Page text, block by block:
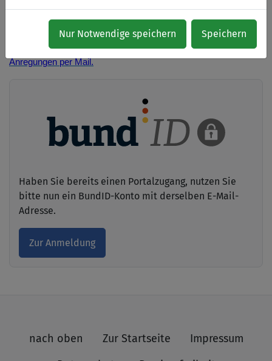
Nur Notwendige speichern Speichern
zur Verfügung.
Hier finden Sie Informationen zu den Servicezeiten, ein FAQ
zum Portal und wir beantworten Ihnen gerne Fragen und
Anregungen per Mail.
Haben Sie bereits einen Portalzugang, nutzen Sie
bitte nun ein BundID-Konto mit derselben E-Mail-
Adresse.
Zur Anmeldung
nach oben Zur Startseite
Impressum